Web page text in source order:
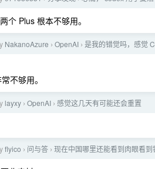
个 Plus 根本不够用。
NakanoAzure › OpenAI › 是我的错觉吗，感觉
不够用。
layxy › OpenAI › 感觉这几天有可能还会重置
flyico › 问与答 › 现在中国哪里还能看到肉眼看到